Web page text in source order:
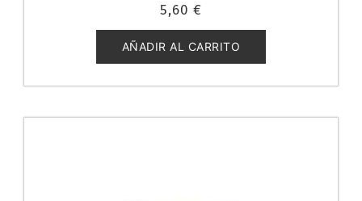
con
de
5
5,60 €
AÑADIR AL CARRITO